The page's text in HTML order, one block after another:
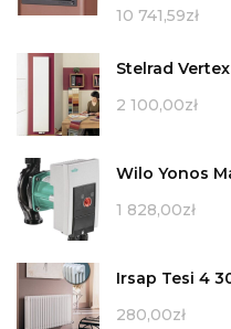
10 741,59zł
Stelrad
2 100,00zł
Wilo Yonos
1 828,00zł
Irsap Tesi 4
280,00zł